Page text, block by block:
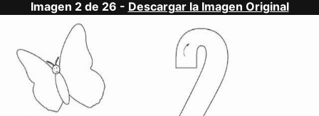
Imagen 2 de 26 - Descargar la Imagen Original